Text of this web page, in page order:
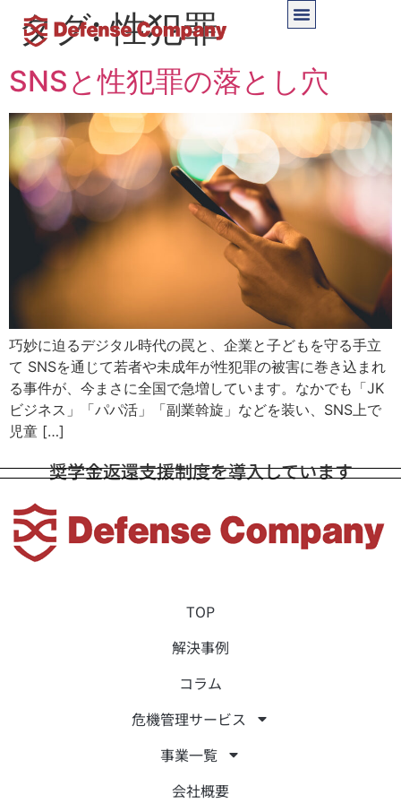
タグ:性犯罪
SNSと性犯罪の落とし穴
巧妙に迫るデジタル時代の罠と、企業と子どもを守る手立
て SNSを通じて若者や未成年が性犯罪の被害に巻き込まれ
る事件が、今まさに全国で急増しています。なかでも「JK
ビジネス」「パパ活」「副業斡旋」などを装い、SNS上で
児童 […]
奨学金返還支援制度を導入しています
TOP
解決事例
コラム
危機管理サービス
事業一覧
会社概要